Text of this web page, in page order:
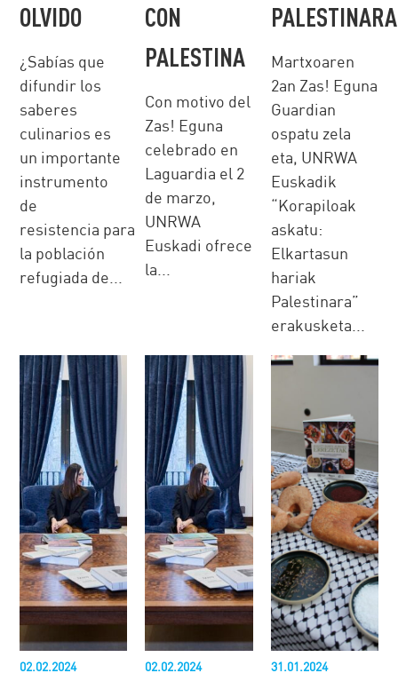
OLVIDO
¿Sabías que
difundir los
saberes
culinarios es
un importante
instrumento
de
resistencia para
la población
refugiada de...
CON
PALESTINA
Con motivo del
Zas! Eguna
celebrado en
Laguardia el 2
de marzo,
UNRWA
Euskadi ofrece
la...
PALESTINARA
Martxoaren
2an Zas! Eguna
Guardian
ospatu zela
eta, UNRWA
Euskadik
“Korapiloak
askatu:
Elkartasun
hariak
Palestinara”
erakusketa...
02.02.2024 02.02.2024 31.01.2024